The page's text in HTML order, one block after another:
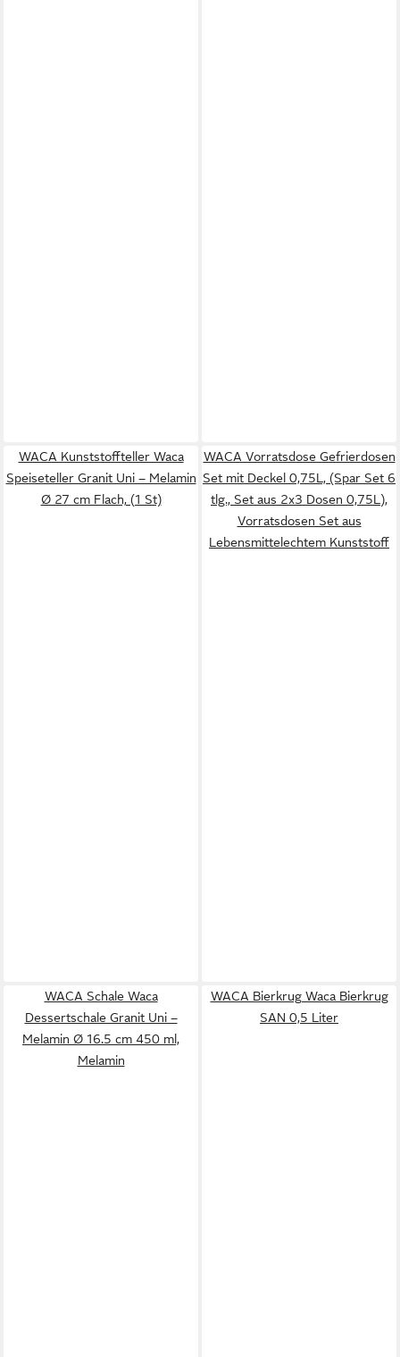
WACA Kunststoffteller Waca
Speiseteller Granit Uni – Melamin
Ø 27 cm Flach, (1 St)
WACA Vorratsdose Gefrierdosen
Set mit Deckel 0,75L, (Spar Set 6
tlg., Set aus 2x3 Dosen 0,75L),
Vorratsdosen Set aus
Lebensmittelechtem Kunststoff
WACA Schale Waca
Dessertschale Granit Uni –
Melamin Ø 16.5 cm 450 ml,
Melamin
WACA Bierkrug Waca Bierkrug
SAN 0,5 Liter